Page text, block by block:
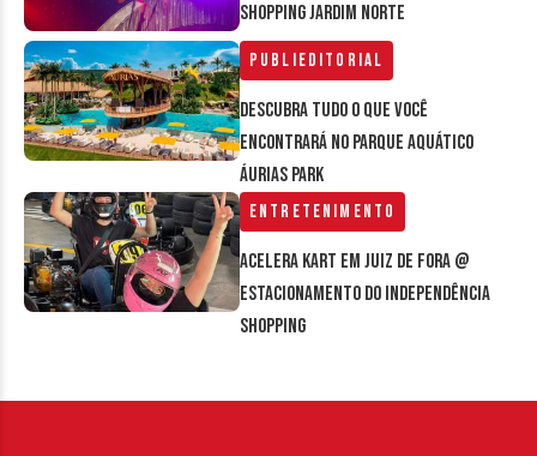
Shopping Jardim Norte
Publieditorial
Descubra tudo o que você
encontrará no parque aquático
Áurias Park
Entretenimento
Acelera Kart em Juiz de Fora @
estacionamento do Independência
Shopping